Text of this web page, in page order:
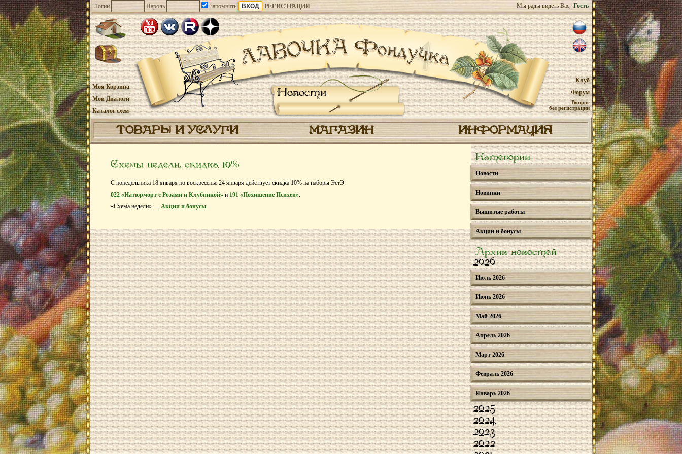
Логин Пароль Запомнить РЕГИСТРАЦИЯ Мы рады видеть Вас, Гость
Новости
Моя Корзина
Мои Диалоги
Каталог схем
Клуб
Форум
Вопрос
без регистрации
ТОВАРЫ И УСЛУГИ МАГАЗИН ИНФОРМАЦИЯ
Схемы недели, скидка 10%
С понедельника 18 января по воскресенье 24 января действует скидка 10% на наборы ЭстЭ:
022 «Натюрморт с Розами и Клубникой» и 191 «Похищение Психеи».
«Схема недели» — Акции и бонусы
Категории
Новости
Новинки
Вышитые работы
Акции и бонусы
Архив новостей
2026
Июль 2026
Июнь 2026
Май 2026
Апрель 2026
Март 2026
Февраль 2026
Январь 2026
2025
2024
2023
2022